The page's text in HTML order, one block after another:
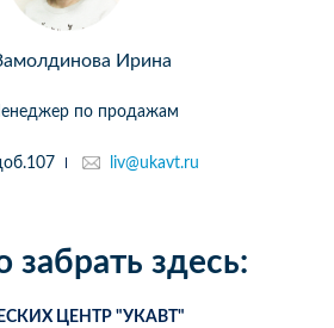
Ирина
по продажам
liv@ukavt.ru
забрать здесь:
ЦЕНТР "УКАВТ"